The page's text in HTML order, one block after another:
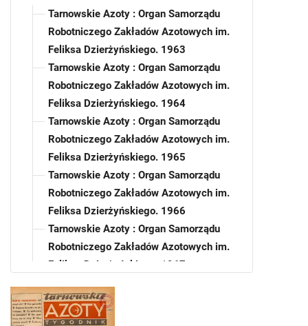
Tarnowskie Azoty : Organ Samorządu
Robotniczego Zakładów Azotowych im.
Feliksa Dzierżyńskiego. 1963
Tarnowskie Azoty : Organ Samorządu
Robotniczego Zakładów Azotowych im.
Feliksa Dzierżyńskiego. 1964
Tarnowskie Azoty : Organ Samorządu
Robotniczego Zakładów Azotowych im.
Feliksa Dzierżyńskiego. 1965
Tarnowskie Azoty : Organ Samorządu
Robotniczego Zakładów Azotowych im.
Feliksa Dzierżyńskiego. 1966
Tarnowskie Azoty : Organ Samorządu
Robotniczego Zakładów Azotowych im.
Feliksa Dzierżyńskiego. 1967
Robotniczego Zakładów Azotowych im.
Feliksa Dzierżyńskiego. 1968